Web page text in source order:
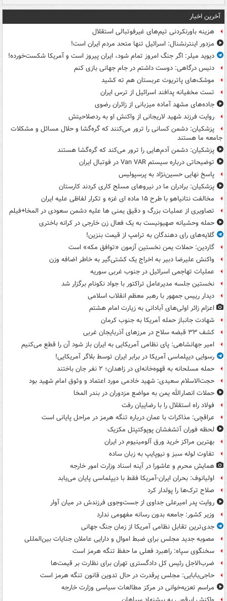
آخرین اخبار
هزینه باورنکردنی تیم‌های غیرفوتبالی استقلال
مزدور اینترنشنال: اسرائیل تنها متحد مردم ایران است!
دیوید میلر: اگر جنگ امروز تمام شود، ایران پیروز است و آمریکا شکست‌خورده!
دنیس درگاهی: دوست داشتم در جام جهانی بازی کنم
موشک‌های پاتریوت عربستان هم ته‌ کشید
تست مخفیانه پدافند اسرائیل از ترس ایران
جاده‌های مشهد آماده میزبانی از زائران رضوی
روایت فرزند شهید لاریجانی از واکنش او به ردصلاحیتش
پزشکیان: دشمن کسانی را ترور می‌کنند که گره‌گشا و حلال مسائل و مشکلات
جامعه ما هستند
پزشکیان: دشمن آدم‌هایی را ترور می‌کند که گره‌گشا هستند
توضیحاتی درباره سیستم Van VAR در فوتبال ایران
پاسخ نهایی حسین‌نژاد به پرسپولیس
پزشکیان: برادران ما در نیروهای مسلح کاری کردند کارستان
مخالفت نتانیاهو با طرح ۱۵ ماده ای غزه و تکرار لفاظی علیه ایران
تصاویری از عملیات بزرگ و دقیق یمنی ها علیه دشمن سعودی در المخا+فیلم
حمله وحشیانه صهیونیست به یک فعال زن خارجی در کرانه باختری
گلایه‌های رای دهندگان به ترامپ از قیمت بنزین!
گاردین: حملات یمن نخستین آزمون «توافق مکه» است
واکنش علیرضا دبیر به اخراج یک کشتی‌گیر به خاطر اضافه وزن
عملیات تهاجمی اسرائیل در جنوب غربی سوریه
نخستین جلسه مدیرعامل تراکتور با جواد نکونام برگزار شد
دیدار رییس جمهور با رهبر معظم انقلاب اسلامی
اعزام زائر اولی‌های آبادانی به زیارت امام هشتم
شهادت جانباز حمله آمریکا به جنوب کرمان
کشف ۳۳ قبضه سلاح در مرزهای آذربایجان غربی
امیر جهانشاهی: پای نظامی آمریکایی به ایران باز شود آن را قطع می‌کنیم
رسوایی دیپلماسی آمریکا در برابر ایران توسط بلاگر آمریکایی!
حمله مسلحانه به قهوه‌خانه‌ای در زاهدان؛ ۲ نفر جان باختند
حجت‌الاسلام سعیدی: شهید خادمی مورد اعتماد و وثوق امام شهید بود
حملات انصارالله یمن به مواضع مزدوران در بندر المخا
فولاد راه استقلال را با رضاییان رفت
عراقچی: مذاکرات با عمان درباره تنگه هرمز در مراحل پایانی است
لحظه فوران آتشفشان پوپوکتپتل مکزیک
بهترین مراکز خرید ورق آلومینیوم در ایران
تفاوت لوله سبز و نیوپایپ به زبان ساده
همایش محرم و عاشورا در آینه اسناد وزارت امور خارجه
اولیانوف: بحران ایران-آمریکا فقط با دیپلماسی پایان می‌یابد
صلاح ترک‌ها را پولدار کرد
روایت پدر امیرعلی جداوی از جست‌وجوی فرزندش در میان آوار
وزیر کشور: جامعه بدون رسانه مفهومی ندارد
جدی‌ترین تقابل نظامی آمریکا از زمان جنگ جهانی
مصوبه جدید مجلس برای ضبط اموال و دارایی عاملان جنایات بین‌المللی
سخنگوی سپاه: راهبرد فعلی ما حفظ تنگه هرمز است
ضرب‌الاجل رئیس کل دادگستری تهران برای نظارت بر قیمت‌ها
حاجی‌بابایی: مجلس پرقدرت در حال تدوین قانون تنگه هرمز است
مراسم تعزیه‌خوانی در مرکز مطالعات سیاسی وزارت خارجه